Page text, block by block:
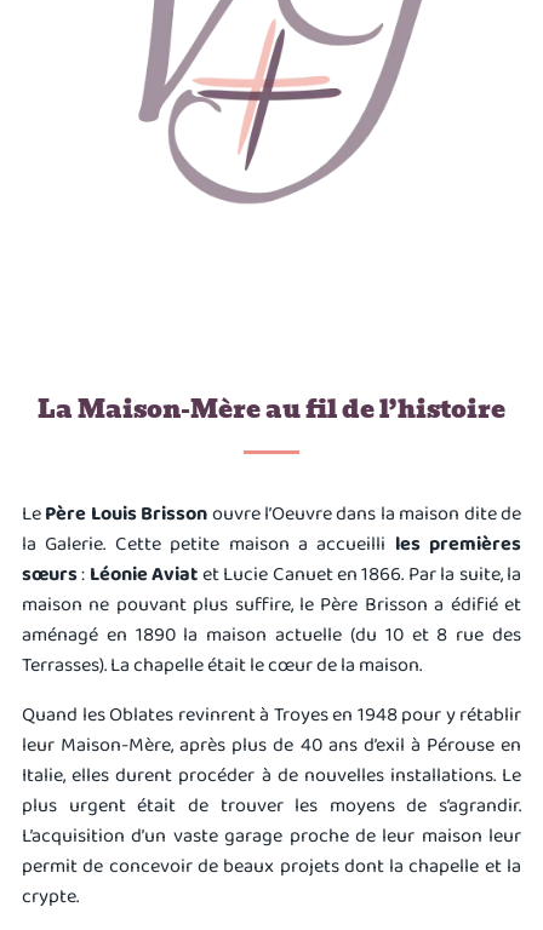
La Maison-Mère au fil de l’histoire
LePère Louis Brissonouvre l’Oeuvre dans la maison dite de
la Galerie. Cette petite maison a accueilli les premières
sœurs: Léonie Aviatet Lucie Canuet en 1866. Par la suite, la
maison ne pouvant plus suffire, le Père Brisson a édifié et
aménagé en 1890 la maison actuelle (du 10 et 8 rue des
Terrasses). La chapelle était le cœur de la maison.
Quand les Oblates revinrent à Troyes en 1948 pour y rétablir
leur Maison-Mère, après plus de 40 ans d’exil à Pérouse en
Italie, elles durent procéder à de nouvelles installations. Le
plus urgent était de trouver les moyens de s’agrandir.
L’acquisition d’un vaste garage proche de leur maison leur
permit de concevoir de beaux projets dont la chapelle et la
crypte.